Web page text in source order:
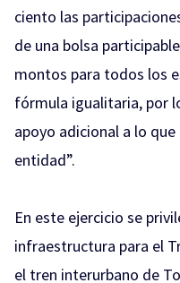
ciento las
de una bolsa
montos para todos los
fórmula igualitaria, por
apoyo adicional a lo
entidad”.
En este ejercicio se
infraestructura para el
el tren interurbano de